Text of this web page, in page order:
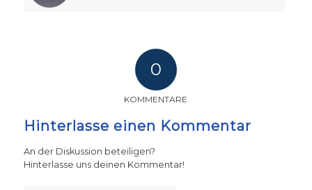
0
KOMMENTARE
Hinterlasse einen Kommentar
An der Diskussion beteiligen?
Hinterlasse uns deinen Kommentar!